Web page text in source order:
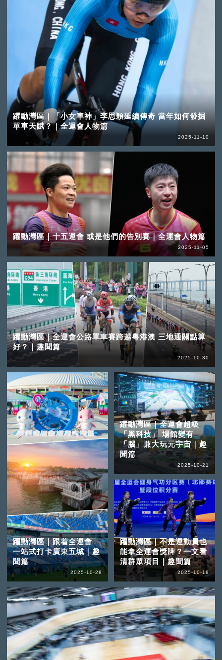
躍動灣區｜「小女車神」李思穎延續傳奇 當年如何發掘
單車天賦？｜全運會人物篇
2025-11-10
躍動灣區｜十五運會 或是他們的告別賽｜全運會人物篇
2025-11-05
躍動灣區｜全運會公路單車賽跨越粵港澳 三地通關點算
好？｜趣聞篇
2025-10-30
躍動灣區｜跟着全運會
一站式打卡廣東五城｜趣
聞篇
2025-10-28
躍動灣區｜全運會超級
「黑科技」 場館變有
「腦」兼大玩元宇宙｜趣
聞篇
2025-10-21
躍動灣區｜不是運動員也
能拿全運會獎牌？一文看
清群眾項目｜趣聞篇
2025-10-18